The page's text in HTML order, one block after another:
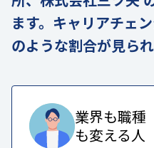
ます。キャリアチェ
のような割合が見られ
業界も職種
も変える人